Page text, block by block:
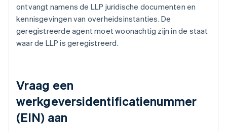
ontvangt namens de LLP juridische documenten en
kennisgevingen van overheidsinstanties. De
geregistreerde agent moet woonachtig zijn in de staat
waar de LLP is geregistreerd.
Vraag een
werkgeversidentificatienummer
(EIN) aan